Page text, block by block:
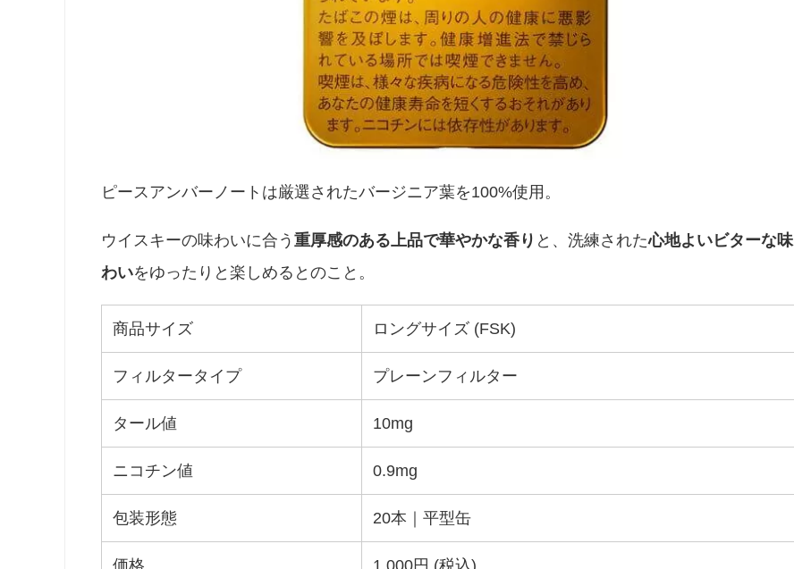
ピースアンバーノートは厳選されたバージニア葉を100%使用。
ウイスキーの味わいに合う 重厚感のある上品で華やかな香り と、洗練された心地よいビターな味
わいをゆったりと楽しめるとのこと。
商品サイズ ロングサイズ (FSK)
フィルタータイプ プレーンフィルター
タール値 10mg
ニコチン値 0.9mg
包装形態 20本｜平型缶
価格 1,000円 (税込)